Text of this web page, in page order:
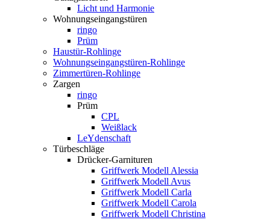
Licht und Harmonie
Wohnungseingangstüren
ringo
Prüm
Haustür-Rohlinge
Wohnungseingangstüren-Rohlinge
Zimmertüren-Rohlinge
Zargen
ringo
Prüm
CPL
Weißlack
LeYdenschaft
Türbeschläge
Drücker-Garnituren
Griffwerk Modell Alessia
Griffwerk Modell Avus
Griffwerk Modell Carla
Griffwerk Modell Carola
Griffwerk Modell Christina